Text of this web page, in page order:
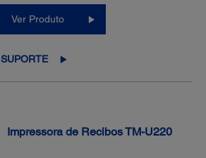
Ver Produto
SUPORTE
Impressora de Recibos TM-U220